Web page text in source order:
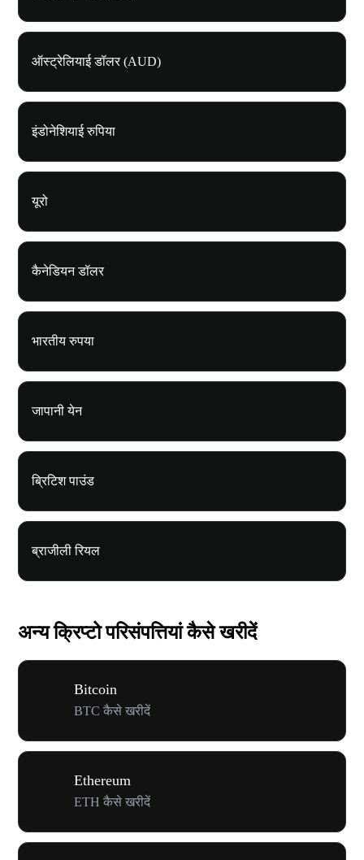
ऑस्ट्रेलियाई डॉलर (AUD)
इंडोनेशियाई रुपिया
यूरो
कैनेडियन डॉलर
भारतीय रुपया
जापानी येन
ब्रिटिश पाउंड
ब्राजीली रियल
अन्य क्रिप्टो परिसंपत्तियां कैसे खरीदें
Bitcoin
BTC कैसे खरीदें
Ethereum
ETH कैसे खरीदें